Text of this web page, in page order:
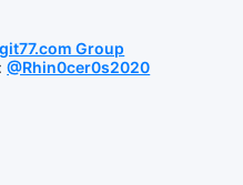
Group
@Rhin0cer0s2020